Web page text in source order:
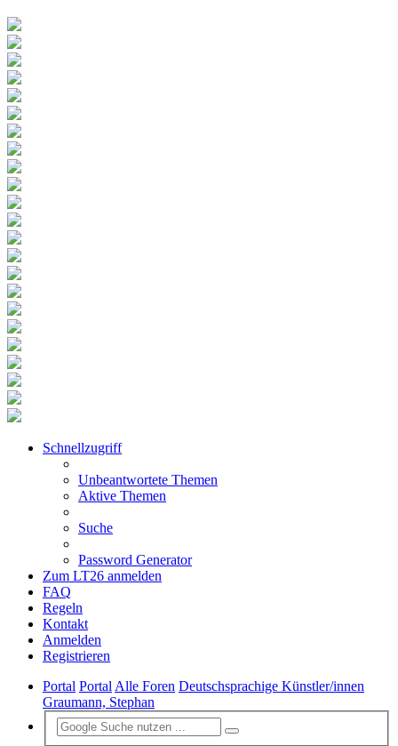
Schnellzugriff
Unbeantwortete Themen
Aktive Themen
Suche
Password Generator
Zum LT26 anmelden
FAQ
Regeln
Kontakt
Anmelden
Registrieren
Portal PortalAlle Foren Deutschsprachige Künstler/innen
Graumann, Stephan